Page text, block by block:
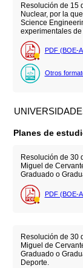
Resolución de 15
Nuclear, por la
Science
experimentales
PDF (BOE-
Otros
Planes de
Resolución de 30
Miguel de
Graduado o
PDF (BOE-
Resolución de 30
Miguel de
Graduado o
Deporte.